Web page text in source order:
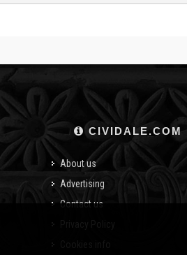
CIVIDALE.COM
About us
Advertising
Contact us